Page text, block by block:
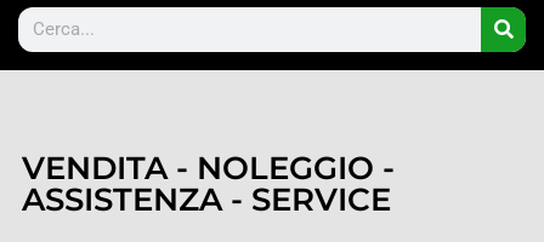
VENDITA - NOLEGGIO -
ASSISTENZA - SERVICE